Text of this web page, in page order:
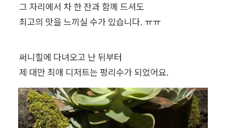
그 자리에서 차 한 잔과 함께 드셔도
최고의 맛을 느끼실 수가 있습니다. ㅠㅠ
써니힐에 다녀오고 난 뒤부터
제 대만 최애 디저트는 펑리수가 되었어요.